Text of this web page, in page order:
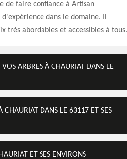
de faire confiance à Artisan
dans le domaine. Il
très abordables et accessibles à tous.
ARBRES À CHAURIAT DANS LE
CHAURIAT DANS LE 63117 ET SES
ET SES ENVIRONS